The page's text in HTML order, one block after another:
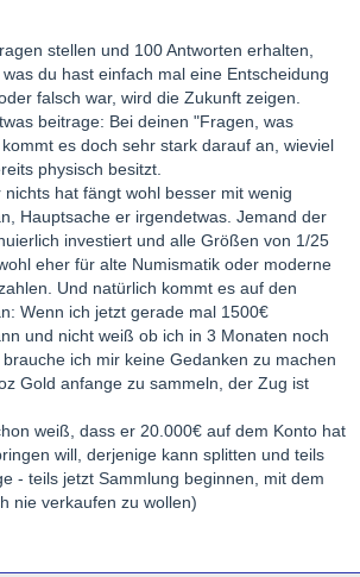
stellen und 100 Antworten erhalten,
du hast einfach mal eine Entscheidung
falsch war, wird die Zukunft zeigen.
beitrage: Bei deinen "Fragen, was
es doch sehr stark darauf an, wieviel
physisch besitzt.
hat fängt wohl besser mit wenig
Hauptsache er irgendetwas. Jemand der
investiert und alle Größen von 1/25
eher für alte Numismatik oder moderne
Und natürlich kommt es auf den
Wenn ich jetzt gerade mal 1500€
und nicht weiß ob ich in 3 Monaten noch
ich mir keine Gedanken zu machen
Gold anfange zu sammeln, der Zug ist
weiß, dass er 20.000€ auf dem Konto hat
will, derjenige kann splitten und teils
- teils jetzt Sammlung beginnen, mit dem
nie verkaufen zu wollen)